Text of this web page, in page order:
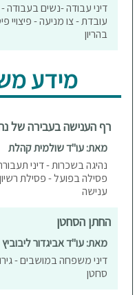
דיני עבודה -נשים בעבודה
עובדת - צו מניעה - פיצויי
בהריון
מידע
רף הענישה בעבירה של
מאת: עו"ד שולמית קהלת
נהיגה בשכרות - דיני
פסילה בפועל - פסילת
ענישה
החתן הסחטן
מאת: עו"ד אביגדור ליבוביץ
דיני משפחה במושבים -
סחטן